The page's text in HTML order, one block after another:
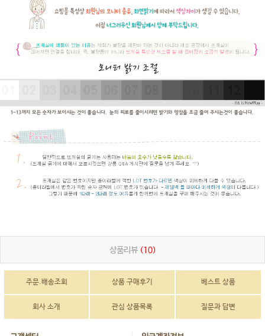
상품리뷰 (10)
주문.배송조회 상품 구매후기 베스트 상품
회사 소개 관심 상품목록 질문과 답변